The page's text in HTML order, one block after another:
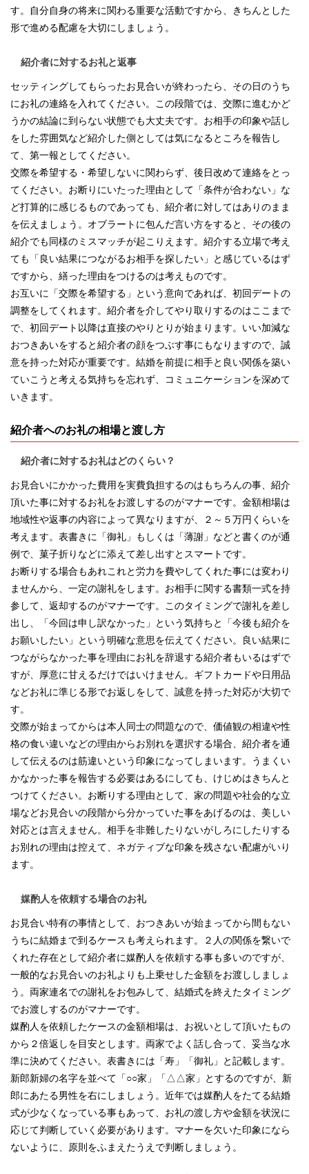
す。自分自身の将来に関わる重要な活動ですから、きちんとした
形で進める配慮を大切にしましょう。
紹介者に対するお礼と返事
セッティングしてもらったお見合いが終わったら、その日のうち
にお礼の連絡を入れてください。この段階では、交際に進むかど
うかの結論に到らない状態でも大丈夫です。お相手の印象や話し
をした雰囲気など紹介した側としては気になるところを報告し
て、第一報としてください。
交際を希望する・希望しないに関わらず、後日改めて連絡をとっ
てください。お断りにいたった理由として「条件が合わない」な
ど打算的に感じるものであっても、紹介者に対してはありのまま
を伝えましょう。オブラートに包んだ言い方をすると、その後の
紹介でも同様のミスマッチが起こりえます。紹介する立場で考え
ても「良い結果につながるお相手を探したい」と感じているはず
ですから、繕った理由をつけるのは考えものです。
お互いに「交際を希望する」という意向であれば、初回デートの
調整をしてくれます。紹介者を介してやり取りするのはここまで
で、初回デート以降は直接のやりとりが始まります。いい加減な
おつきあいをすると紹介者の顔をつぶす事にもなりますので、誠
意を持った対応が重要です。結婚を前提に相手と良い関係を築い
ていこうと考える気持ちを忘れず、コミュニケーションを深めて
いきます。
紹介者へのお礼の相場と渡し方
紹介者に対するお礼はどのくらい？
お見合いにかかった費用を実費負担するのはもちろんの事、紹介
頂いた事に対するお礼をお渡しするのがマナーです。金額相場は
地域性や返事の内容によって異なりますが、２～５万円くらいを
考えます。表書きに「御礼」もしくは「薄謝」などと書くのが通
例で、菓子折りなどに添えて差し出すとスマートです。
お断りする場合もあれこれと労力を費やしてくれた事には変わり
ませんから、一定の謝礼をします。お相手に関する書類一式を持
参して、返却するのがマナーです。このタイミングで謝礼を差し
出し、「今回は申し訳なかった」という気持ちと「今後も紹介を
お願いしたい」という明確な意思を伝えてください。良い結果に
つながらなかった事を理由にお礼を辞退する紹介者もいるはずで
すが、厚意に甘えるだけではいけません。ギフトカードや日用品
などお礼に準じる形でお返しをして、誠意を持った対応が大切で
す。
交際が始まってからは本人同士の問題なので、価値観の相違や性
格の食い違いなどの理由からお別れを選択する場合、紹介者を通
して伝えるのは筋違いという印象になってしまいます。うまくい
かなかった事を報告する必要はあるにしても、けじめはきちんと
つけてください。お断りする理由として、家の問題や社会的な立
場などお見合いの段階から分かっていた事をあげるのは、美しい
対応とは言えません。相手を非難したりないがしろにしたりする
お別れの理由は控えて、ネガティブな印象を残さない配慮がいり
ます。
媒酌人を依頼する場合のお礼
お見合い特有の事情として、おつきあいが始まってから間もない
うちに結婚まで到るケースも考えられます。２人の関係を繋いで
くれた存在として紹介者に媒酌人を依頼する事も多いのですが、
一般的なお見合いのお礼よりも上乗せした金額をお渡ししましょ
う。両家連名での謝礼をお包みして、結婚式を終えたタイミング
でお渡しするのがマナーです。
媒酌人を依頼したケースの金額相場は、お祝いとして頂いたもの
から２倍返しを目安とします。両家でよく話し合って、妥当な水
準に決めてください。表書きには「寿」「御礼」と記載します。
新郎新婦の名字を並べて「○○家」「△△家」とするのですが、新
郎にあたる男性を右にしましょう。近年では媒酌人をたてる結婚
式が少なくなっている事もあって、お礼の渡し方や金額を状況に
応じて判断していく必要があります。マナーを欠いた印象になら
ないように、原則をふまえたうえで判断しましょう。